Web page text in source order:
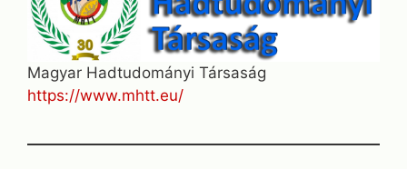
Magyar Hadtudományi Társaság
https://www.mhtt.eu/